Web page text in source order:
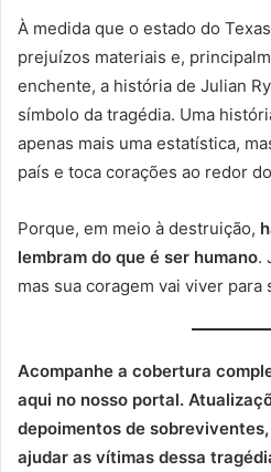
À medida que o estado do
prejuízos materiais e,
enchente, a história de Julian
símbolo da tragédia. Uma
apenas mais uma estatística,
país e toca corações ao redor
Porque, em meio à destruição,
lembram do que é ser humano.
mas sua coragem vai viver para
Acompanhe a cobertura
aqui no nosso portal.
depoimentos de
ajudar as vítimas dessa